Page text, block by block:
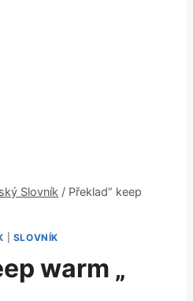
Slovník / Překlad“ keep
SLOVNÍK
warm „